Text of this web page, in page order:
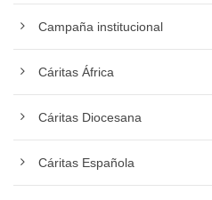
Campaña institucional
Cáritas África
Cáritas Diocesana
Cáritas Española